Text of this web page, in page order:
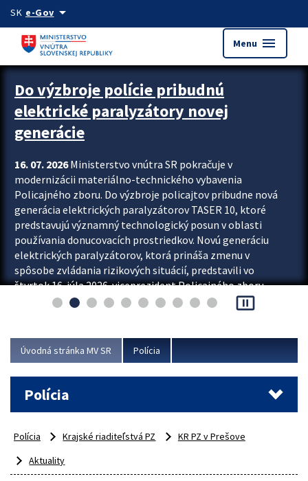
Preskocit na hlavný obsah
SK e-Govarrow_drop_down
Menu menu
Zastavit automatický posun upútavok
Do výzbroje polície pribudnú
elektrické paralyzátory novej
generácie
16. 07. 2026Ministerstvo vnútra SR pokračuje v
modernizácii materiálno-technického vybavenia
Policajného zboru. Do výzbroje policajtov pribudne nová
generácia elektrických paralyzátorov TASER 10, ktoré
predstavujú významný technologický posun v oblasti
používania donucovacích prostriedkov. Novú generáciu
elektrických paralyzátorov, ktorá prináša zmenu v
spôsobe zvládania rizikových situácií, predstavili vo
štvrtok 16. júla 2026 viceprezident Policajného zboru
Rastislav Polakovič a riaditeľ odboru výcviku...
pause_presentation
Úvodná stránka MV SR Polícia
Polícia
Polícia Krajské riaditeľstvá PZ
KR PZ v Prešove
Aktuality